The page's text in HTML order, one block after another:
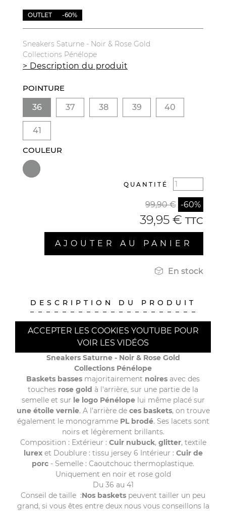
OUTLET -60%
Sneakers Saturne - Noir & Rose Gold
Collections Pénélope
> Description du produit
POINTURE
36
37 38 39 40
41
COULEUR
QUANTITÉ
99,90 € -60%
39,95 € TTC
AJOUTER AU PANIER
 En stock
DESCRIPTION DU PRODUIT
ACCEPTER LES COOKIES YOUTUBE POUR
VOIR LES VIDÉOS
Sneakers Saturne - Noir & Rose Gold
Collections Pénélope
Baskets basses majoritairement noires avec des
touches rose gold à l'arrière, sur une partie de la
semelle et sur le logo Pénélopelui même placé sur
une étoile vernie. A l'arrière de ces baskets, on trouve
également le monogramme PL brodé. Ses lacets sont
noirs et légèrement brillants.
Composition : Extérieur : Cuir nubuck, glitter, textile
lurexet Doublure : tissu jersey 6 Intérieur : Cuir de
porc - Semelle : Caoutchouc thermoplastique.
Uniquement en noir et rose gold
Du 36 au 41
Conseil de taille :Nos baskets peuvent tailler un peu
grand, si vous êtes entre deux nous vous conseillons la